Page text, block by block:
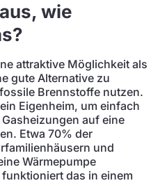
wie
attraktive Möglichkeit als
gute Alternative zu
Brennstoffe nutzen.
Eigenheim, um einfach
auf eine
Etwa 70% der
und
Wärmepumpe
das in einem